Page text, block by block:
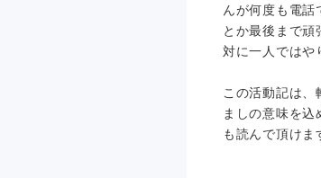
んが何度も電
とか最後まで
対に一人ではや
この活動記は
ましの意味を
も読んで頂けま